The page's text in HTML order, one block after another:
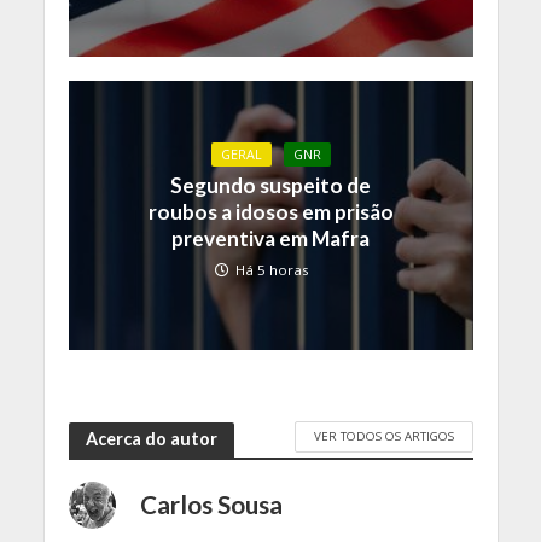
GERAL GNR
Segundo suspeito de
roubos a idosos em prisão
preventiva em Mafra
Há 5 horas
Acerca do autor VER TODOS OS ARTIGOS
Carlos Sousa